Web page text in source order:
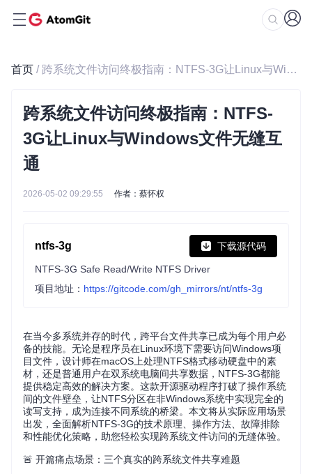
首页 / 跨系统文件访问终极指南：NTFS-3G让Linux与Windows文件无缝互通
跨系统文件访问终极指南：NTFS-
3G让Linux与Windows文件无缝互
通
2026-05-02 09:29:55 作者：蔡怀权
ntfs-3g 下载源代码
NTFS-3G Safe Read/Write NTFS Driver
项目地址： https://gitcode.com/gh_mirrors/nt/ntfs-3g
在当今多系统并存的时代，跨平台文件共享已成为每个用户必
备的技能。无论是程序员在Linux环境下需要访问Windows项
目文件，设计师在macOS上处理NTFS格式移动硬盘中的素
材，还是普通用户在双系统电脑间共享数据，NTFS-3G都能
提供稳定高效的解决方案。这款开源驱动程序打破了操作系统
间的文件壁垒，让NTFS分区在非Windows系统中实现完全的
读写支持，成为连接不同系统的桥梁。本文将从实际应用场景
出发，全面解析NTFS-3G的技术原理、操作方法、故障排除
和性能优化策略，助您轻松实现跨系统文件访问的无缝体验。
🚨 开篇痛点场景：三个真实的跨系统文件共享难题